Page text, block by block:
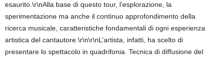
esaurito.\r\nAlla base di questo tour, l’esplorazione, la
sperimentazione ma anche il continuo approfondimento della
ricerca musicale, caratteristiche fondamentali di ogni esperienza
artistica del cantautore.\r\n\r\nL’artista, infatti, ha scelto di
presentare lo spettacolo in quadrifonia. Tecnica di diffusione del